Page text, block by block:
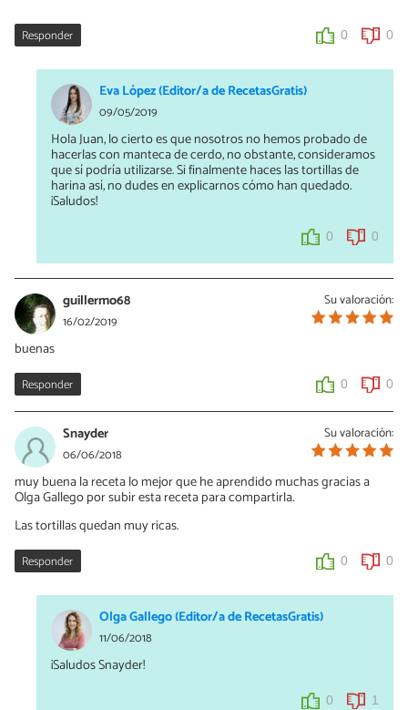
0 0
Responder 0 0
Eva López (Editor/a de RecetasGratis)
09/05/2019
Hola Juan, lo cierto es que nosotros no hemos probado de
hacerlas con manteca de cerdo, no obstante, consideramos
que sí podría utilizarse. Si finalmente haces las tortillas de
harina así, no dudes en explicarnos cómo han quedado.
¡Saludos!
0 0
Su valoración:
guillermo68
16/02/2019
buenas
Responder 0 0
Su valoración:
Snayder
06/06/2018
muy buena la receta lo mejor que he aprendido muchas gracias a
Olga Gallego por subir esta receta para compartirla.
Las tortillas quedan muy ricas.
Responder 0 0
Olga Gallego (Editor/a de RecetasGratis)
11/06/2018
¡Saludos Snayder!
0 1